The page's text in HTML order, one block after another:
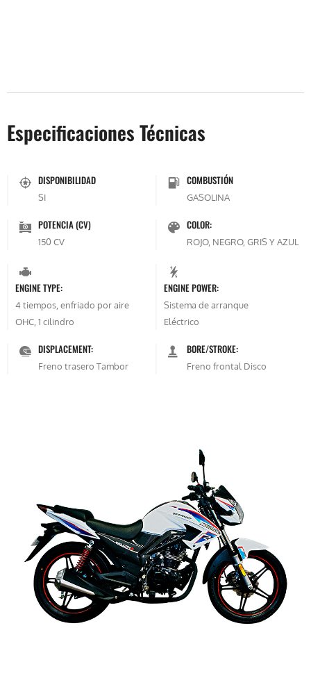
Especificaciones Técnicas
DISPONIBILIDAD
SI
COMBUSTIÓN
GASOLINA
POTENCIA (CV)
150 CV
COLOR:
ROJO, NEGRO, GRIS Y AZUL
ENGINE TYPE:
4 tiempos, enfriado por aire
OHC, 1 cilindro
ENGINE POWER:
Sistema de arranque
Eléctrico
DISPLACEMENT:
Freno trasero Tambor
BORE/STROKE:
Freno frontal Disco